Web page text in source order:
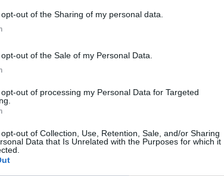
out of the Sharing of my personal data.
out of the Sale of my Personal Data.
out of processing my Personal Data for Targeted
out of Collection, Use, Retention, Sale, and/or Sharing
Data that Is Unrelated with the Purposes for which it